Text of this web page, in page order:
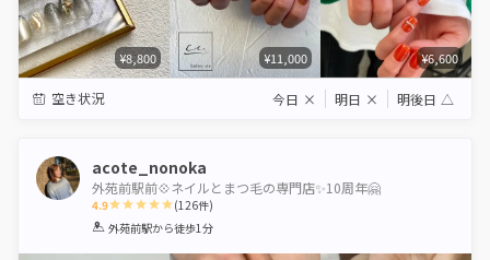
¥8,800 ¥11,000 ¥6,600
空き状況 今日 × 明日 × 明後日 △
acote_nonoka
外苑前駅前💠ネイルとまつ毛の専門店✨10周年🤗
4.9
1 2 3 4 5
(126件)
外苑前駅から徒歩1分